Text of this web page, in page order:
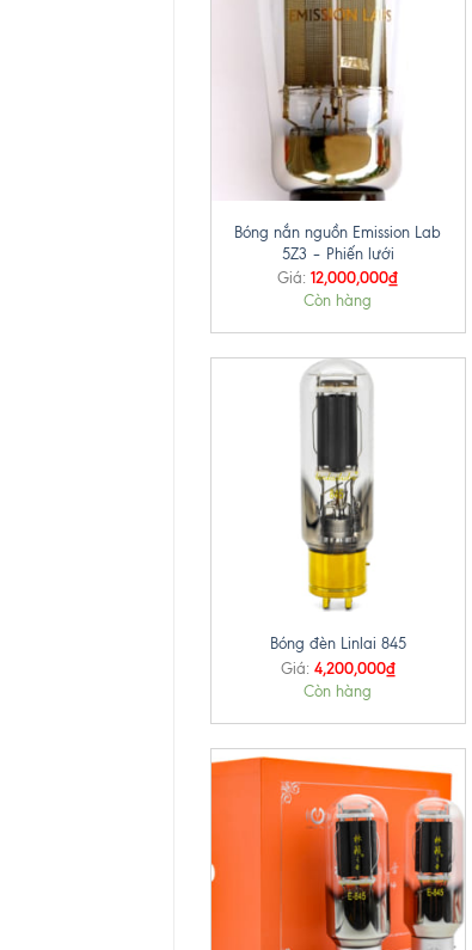
Bóng nắn nguồn Emission Lab
5Z3 – Phiến lưới
Giá: 12,000,000₫
Còn hàng
Bóng đèn Linlai 845
Giá: 4,200,000₫
Còn hàng